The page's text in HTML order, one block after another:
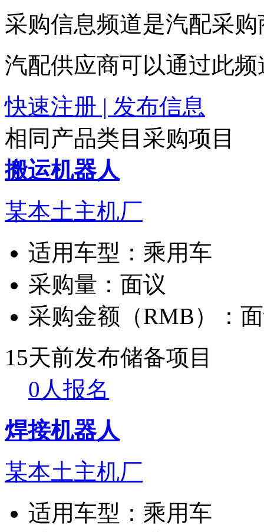
采购信息频道是汽配采
汽配供应商可以通过此
快速注册 | 发布信息
相同产品类目采购项目
搬运机器人
某本土主机厂
适用车型： 乘用车
采购量： 面议
采购金额（RMB）：
15天前发布储备项目
0人报名
焊接机器人
某本土主机厂
适用车型： 乘用车